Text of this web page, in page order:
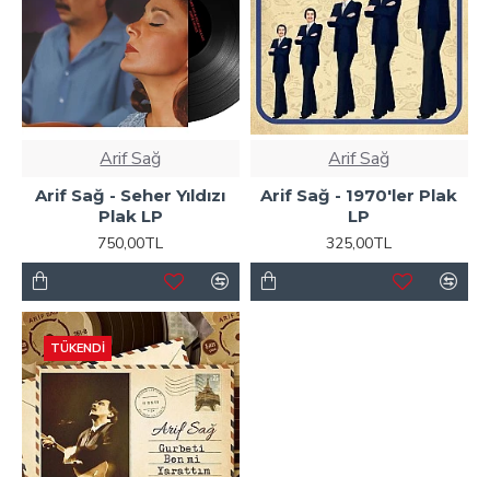
Arif Sağ
Arif Sağ - Seher Yıldızı
Plak LP
750,00TL
Arif Sağ
Arif Sağ - 1970'ler Plak
LP
325,00TL
TÜKENDI